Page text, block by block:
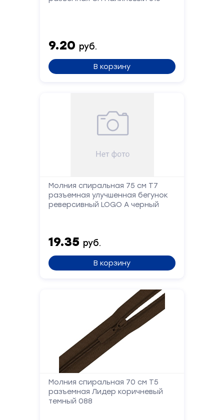
9.20 руб.
В корзину
Молния спиральная 75 см Т7
разъемная улучшенная бегунок
реверсивный LOGO А черный
19.35 руб.
В корзину
Молния спиральная 70 см Т5
разъемная Лидер коричневый
темный 088
связи
мы
вам
перезвоним
Ваше
Телефон
Отправить